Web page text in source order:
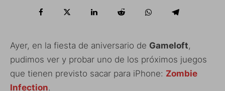
Ayer, en la fiesta de aniversario de Gameloft,
pudimos ver y probar uno de los próximos juegos
que tienen previsto sacar para iPhone: Zombie
Infection.